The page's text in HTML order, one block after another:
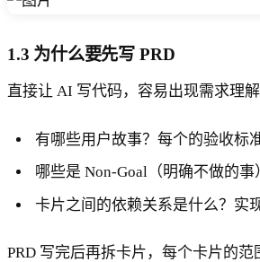
1.3 为什么要先写 PRD
直接让 AI 写代码，容易出现需求理
有哪些用户故事？每个的验收标
哪些是 Non-Goal（明确不做的事
卡片之间的依赖关系是什么？实
PRD 写完后再拆卡片，每个卡片的